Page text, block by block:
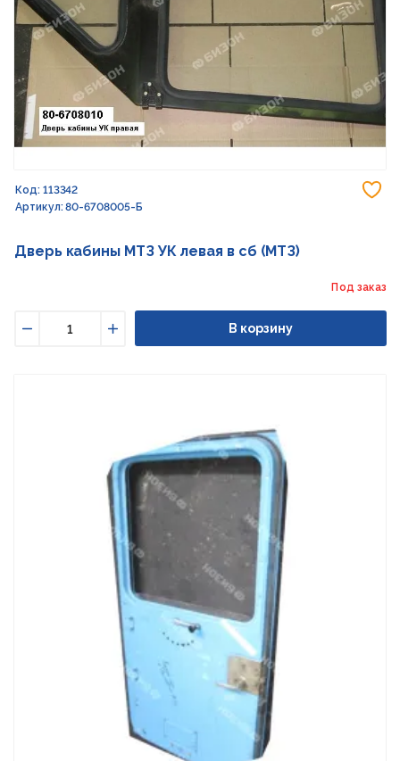
Код: 113342
Артикул: 80-6708005-Б
Дверь кабины МТЗ УК левая в сб (МТЗ)
Под заказ
Увеличить
В корзину